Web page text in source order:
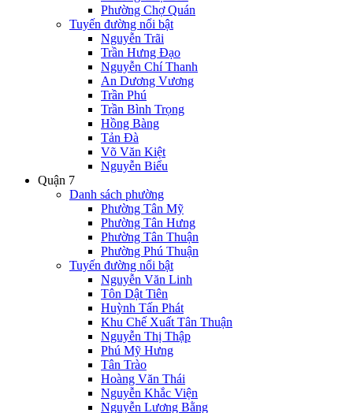
Phường Chợ Quán
Tuyến đường nổi bật
Nguyễn Trãi
Trần Hưng Đạo
Nguyễn Chí Thanh
An Dương Vương
Trần Phú
Trần Bình Trọng
Hồng Bàng
Tản Đà
Võ Văn Kiệt
Nguyễn Biểu
Quận 7
Danh sách phường
Phường Tân Mỹ
Phường Tân Hưng
Phường Tân Thuận
Phường Phú Thuận
Tuyến đường nổi bật
Nguyễn Văn Linh
Tôn Dật Tiên
Huỳnh Tấn Phát
Khu Chế Xuất Tân Thuận
Nguyễn Thị Thập
Phú Mỹ Hưng
Tân Trào
Hoàng Văn Thái
Nguyễn Khắc Viện
Nguyễn Lương Bằng